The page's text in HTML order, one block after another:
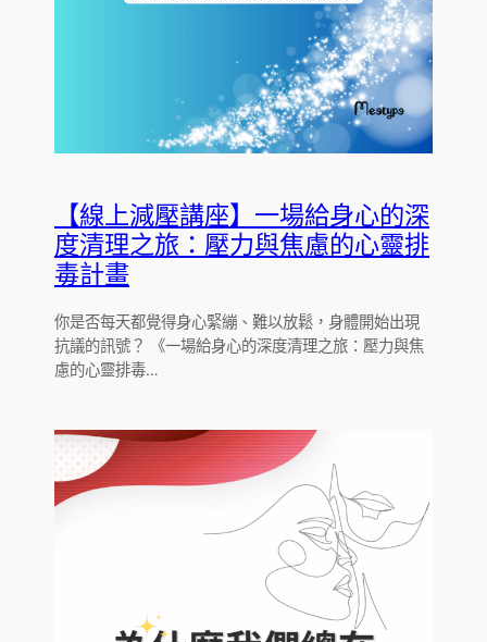
【線上減壓講座】一場給身心的深
度清理之旅：壓力與焦慮的心靈排
毒計畫
你是否每天都覺得身心緊繃、難以放鬆，身體開始出現
抗議的訊號？ 《一場給身心的深度清理之旅：壓力與焦
慮的心靈排毒…